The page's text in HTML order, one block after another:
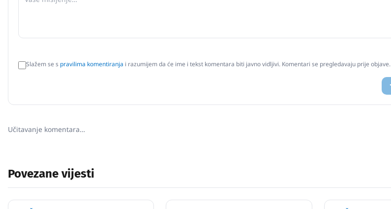
Slažem se s pravilima komentiranja i razumijem da će ime i tekst komentara biti javno vidljivi. Komentari se pregledavaju prije objave.
Učitavanje komentara…
Povezane vijesti